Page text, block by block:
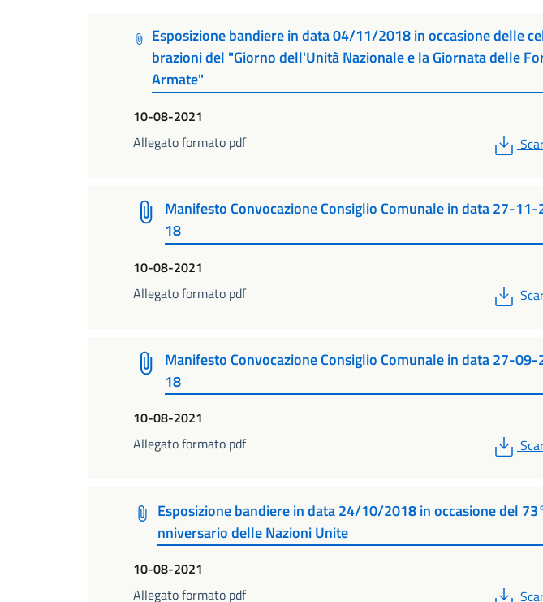
Esposizione bandiere in data 04/11/2018 in occasione delle
brazioni del "Giorno dell'Unità Nazionale e la Giornata delle
Armate"
10-08-2021
Allegato formato pdf
PDF
Manifesto Convocazione Consiglio Comunale in data 27-11-
18
10-08-2021
Allegato formato pdf
PDF
Manifesto Convocazione Consiglio Comunale in data 27-09-
18
10-08-2021
Allegato formato pdf
PDF
Esposizione bandiere in data 24/10/2018 in occasione del
nniversario delle Nazioni Unite
10-08-2021
Allegato formato pdf
PDF